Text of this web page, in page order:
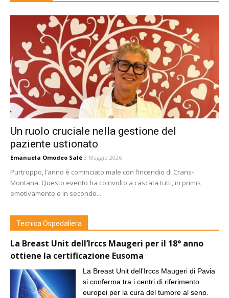
Un ruolo cruciale nella gestione del
paziente ustionato
Emanuela Omodeo Salé 3 Maggio 2026
Purtroppo, l’anno è cominciato male con l’incendio di Crans-
Montana. Questo evento ha coinvolto a cascata tutti, in primis
emotivamente e in secondo...
Tecnica Ospedaliera
La Breast Unit dell’Irccs Maugeri per il 18° anno
ottiene la certificazione Eusoma
La Breast Unit dell’Irccs Maugeri di Pavia
si conferma tra i centri di riferimento
europei per la cura del tumore al seno.